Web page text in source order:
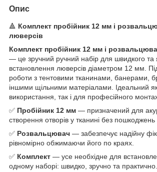
Опис
🔺 Комплект пробійник 12 мм і
люверсів
Комплект пробійник 12 мм і
— це зручний ручний набір для швидкого та
встановлення люверсів діаметром 12 мм.
роботи з тентовими тканинами, банерами,
іншими щільними матеріалами. Ідеальний
використання, так і для професійного
✅ Пробійник 12 мм — призначений для
створення отворів у тканині без пошкоджень
✅ Розвальцювач — забезпечує надійну
рівномірно обжимаючи його по краях.
✅ Комплект — усе необхідне для
одному наборі: швидко, зручно та практично.